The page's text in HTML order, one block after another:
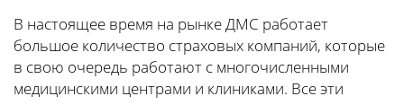
В настоящее время на рынке ДМС работает
большое количество страховых компаний, которые
в свою очередь работают с многочисленными
медицинскими центрами и клиниками. Все эти